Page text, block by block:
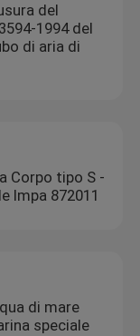
del
1994 del
di aria di
Corpo tipo S -
Impa 872011
di mare
speciale